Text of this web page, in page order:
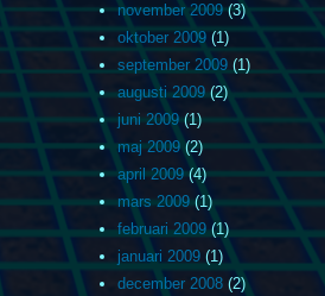
november 2009(3)
oktober 2009(1)
september 2009(1)
augusti 2009(2)
juni 2009(1)
maj 2009(2)
april 2009(4)
mars 2009(1)
februari 2009(1)
januari 2009(1)
december 2008(2)